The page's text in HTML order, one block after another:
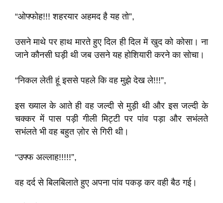
“ओफ्फोह!!! शहरयार अहमद है यह तो”,
उसने माथे पर हाथ मारते हुए दिल ही दिल में खुद को कोसा। ना
जाने कौनसी घड़ी थी जब उसने यह होशियारी करने का सोचा।
“निकल लेती हूं इससे पहले कि वह मुझे देख ले!!!”,
इस ख्याल के आते ही वह जल्दी से मुड़ी थी और इस जल्दी के
चक्कर में पास पड़ी गीली मिट्टी पर पांव पड़ा और सभंलते
सभंलते भी वह बहुत ज़ोर से गिरी थी।
“उफ्फ अल्लाह!!!!!”,
वह दर्द से बिलबिलाते हुए अपना पांव पकड़ कर वही बैठ गई।